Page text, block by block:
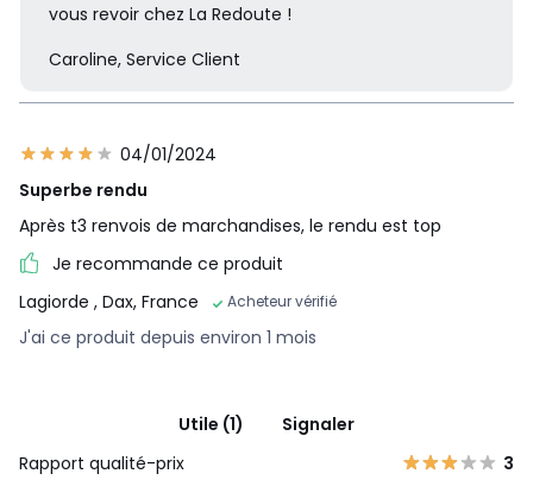
vous revoir chez La Redoute !
Caroline, Service Client
04/01/2024
Superbe rendu
Après t3 renvois de marchandises, le rendu est top
Je recommande ce produit
Lagiorde , Dax, France Acheteur vérifié
J'ai ce produit depuis environ 1 mois
Utile (1)
Signaler
Rapport qualité-prix
3